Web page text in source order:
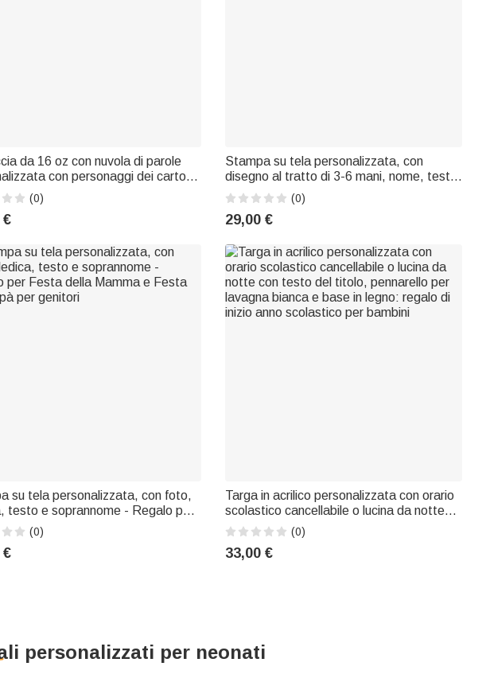
da 16 oz con nuvola di parole
con personaggi dei cartoni
nome e cannuccia in silicone –
di compleanno o per il rientro a
ragazzi e ragazze
(0)
€
Stampa su tela personalizzata, con
disegno al tratto di 3-6 mani, nome, testo
e data - Regalo per neogenitori, neonati e
famiglie
(0)
29,00 €
su tela personalizzata, con foto,
testo e soprannome - Regalo per
Mamma e Festa del Papà per
(0)
€
Targa in acrilico personalizzata con orario
scolastico cancellabile o lucina da notte
con testo del titolo, pennarello per
lavagna bianca e base in legno: regalo di
inizio anno scolastico per bambini
(0)
33,00 €
personalizzati per neonati